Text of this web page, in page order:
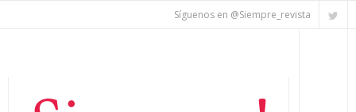
Síguenos en @Siempre_revista